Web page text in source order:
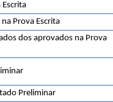
Escrita
Prova Escrita
dos aprovados na Prova
Preliminar